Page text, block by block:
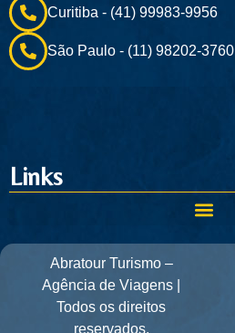
Curitiba - (41) 99983-9956
São Paulo - (11) 98202-3760
Links
Abratour Turismo –
Agência de Viagens |
Todos os direitos
reservados.